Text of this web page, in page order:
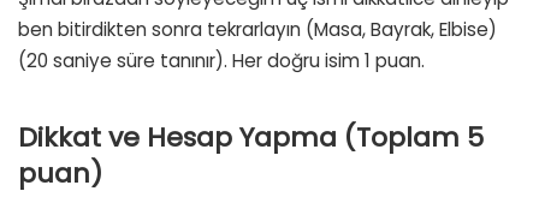
ben bitirdikten sonra tekrarlayın (Masa, Bayrak, Elbise)
(20 saniye süre tanınır). Her doğru isim 1 puan.
Dikkat ve Hesap Yapma (Toplam 5
puan)